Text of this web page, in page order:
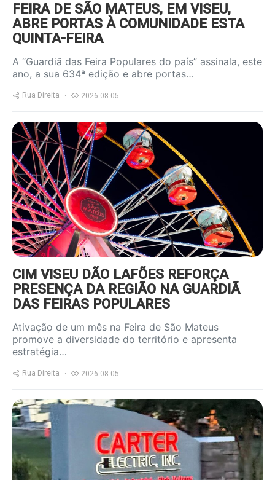
FEIRA DE SÃO MATEUS, EM VISEU,
ABRE PORTAS À COMUNIDADE ESTA
QUINTA-FEIRA
A “Guardiã das Feira Populares do país” assinala, este
ano, a sua 634ª edição e abre portas…
Rua Direita 2026.08.05
https://www.ruadireita.pt/wp-
content/uploads/2026/08/feira-
s-mateus-800x600.jpg
CIM VISEU DÃO LAFÕES REFORÇA
PRESENÇA DA REGIÃO NA GUARDIÃ
DAS FEIRAS POPULARES
Ativação de um mês na Feira de São Mateus
promove a diversidade do território e apresenta
estratégia…
Rua Direita 2026.08.05
https://www.ruadireita.pt/wp-
content/uploads/2026/08/Carter-
Electric-2-800x600.jpg